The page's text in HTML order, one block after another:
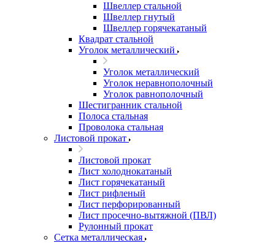
Швеллер стальной
Швеллер гнутый
Швеллер горячекатаный
Квадрат стальной
Уголок металлический
Уголок металлический
Уголок неравнополочный
Уголок равнополочный
Шестигранник стальной
Полоса стальная
Проволока стальная
Листовой прокат
Листовой прокат
Лист холоднокатаный
Лист горячекатаный
Лист рифленый
Лист перфорированный
Лист просечно-вытяжной (ПВЛ)
Рулонный прокат
Сетка металлическая